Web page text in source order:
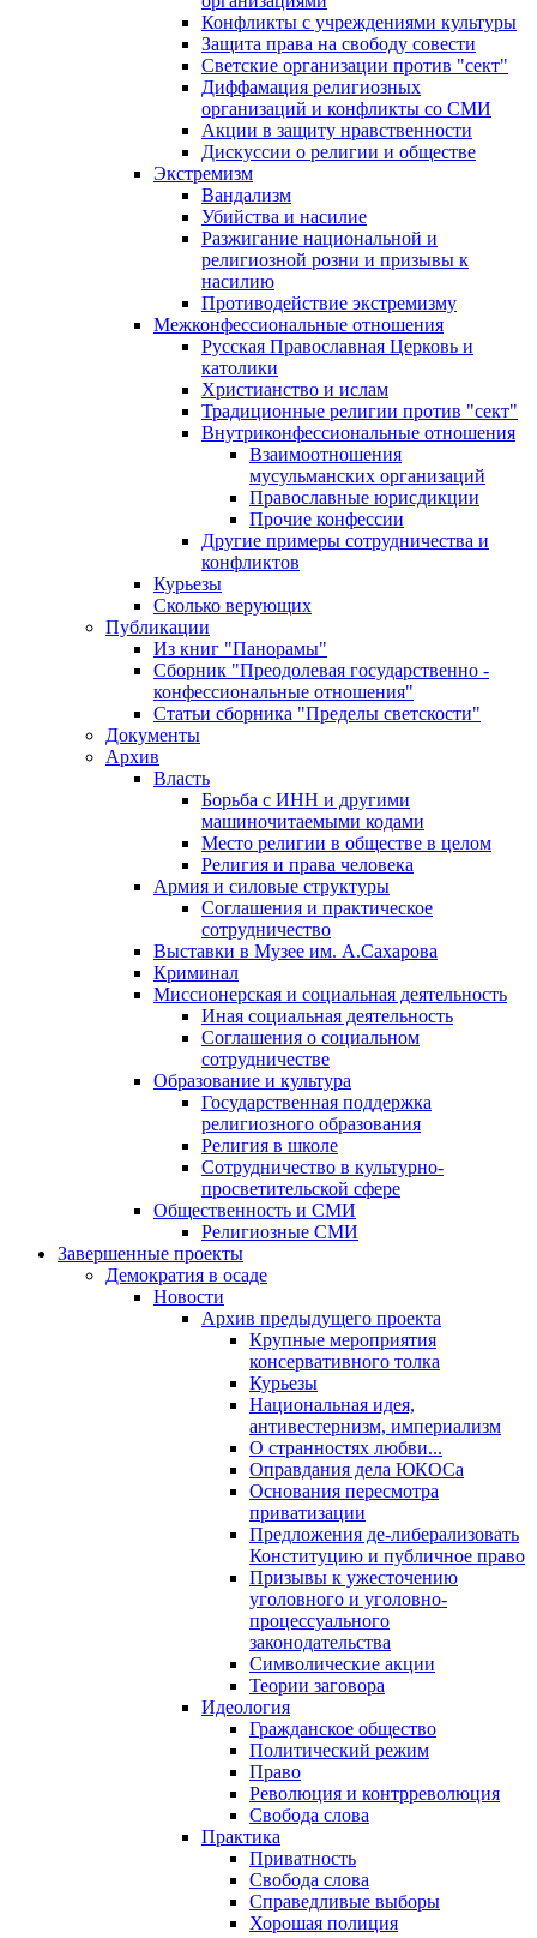
Конфликты с учреждениями культуры
Защита права на свободу совести
Светские организации против "сект"
Диффамация религиозных
организаций и конфликты со СМИ
Акции в защиту нравственности
Дискуссии о религии и обществе
Экстремизм
Вандализм
Убийства и насилие
Разжигание национальной и
религиозной розни и призывы к
насилию
Противодействие экстремизму
Межконфессиональные отношения
Русская Православная Церковь и
католики
Христианство и ислам
Традиционные религии против "сект"
Внутриконфессиональные отношения
Взаимоотношения
мусульманских организаций
Православные юрисдикции
Прочие конфессии
Другие примеры сотрудничества и
конфликтов
Курьезы
Сколько верующих
Публикации
Из книг "Панорамы"
Сборник "Преодолевая государственно -
конфессиональные отношения"
Статьи сборника "Пределы светскости"
Документы
Архив
Власть
Борьба с ИНН и другими
машиночитаемыми кодами
Место религии в обществе в целом
Религия и права человека
Армия и силовые структуры
Соглашения и практическое
сотрудничество
Выставки в Музее им. А.Сахарова
Криминал
Миссионерская и социальная деятельность
Иная социальная деятельность
Соглашения о социальном
сотрудничестве
Образование и культура
Государственная поддержка
религиозного образования
Религия в школе
Сотрудничество в культурно-
просветительской сфере
Общественность и СМИ
Религиозные СМИ
Завершенные проекты
Демократия в осаде
Новости
Архив предыдущего проекта
Крупные мероприятия
консервативного толка
Курьезы
Национальная идея,
антивестернизм, империализм
О странностях любви...
Оправдания дела ЮКОСа
Основания пересмотра
приватизации
Предложения де-либерализовать
Конституцию и публичное право
Призывы к ужесточению
уголовного и уголовно-
процессуального
законодательства
Символические акции
Теории заговора
Идеология
Гражданское общество
Политический режим
Право
Революция и контрреволюция
Свобода слова
Практика
Приватность
Свобода слова
Справедливые выборы
Хорошая полиция